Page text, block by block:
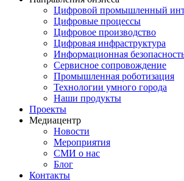
Цифровой промышленный
Цифровые процессы
Цифровое производство
Цифровая инфраструктура
Информационная
Сервисное сопровождение
Промышленная роботизация
Технологии умного города
Наши продукты
Проекты
Медиацентр
Новости
Мероприятия
СМИ о нас
Блог
Контакты